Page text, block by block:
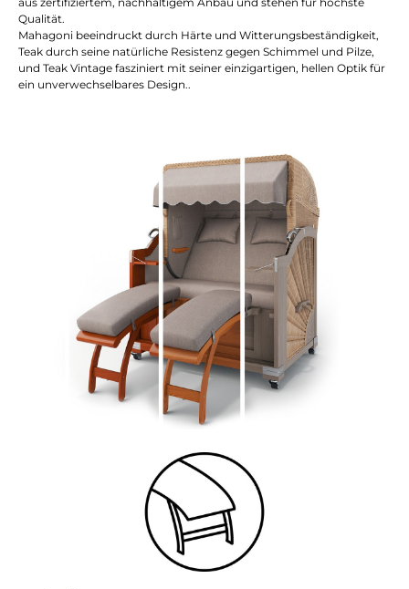
Qualität.
Mahagoni beeindruckt durch Härte und Witterungsbeständigkeit,
Teak durch seine natürliche Resistenz gegen Schimmel und Pilze,
und Teak Vintage fasziniert mit seiner einzigartigen, hellen Optik für
ein unverwechselbares Design..